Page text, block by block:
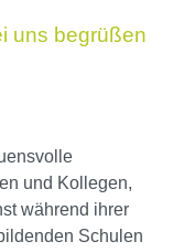
uns begrüßen
und Kollegen,
während ihrer
Schulen